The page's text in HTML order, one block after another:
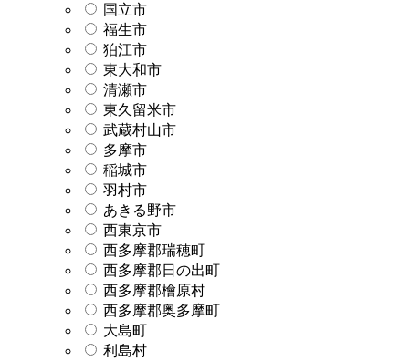
国立市
福生市
狛江市
東大和市
清瀬市
東久留米市
武蔵村山市
多摩市
稲城市
羽村市
あきる野市
西東京市
西多摩郡瑞穂町
西多摩郡日の出町
西多摩郡檜原村
西多摩郡奥多摩町
大島町
利島村